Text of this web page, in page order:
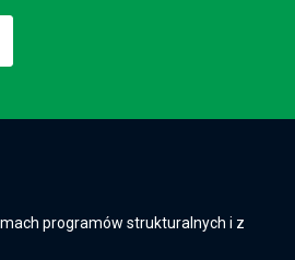
programów strukturalnych i z